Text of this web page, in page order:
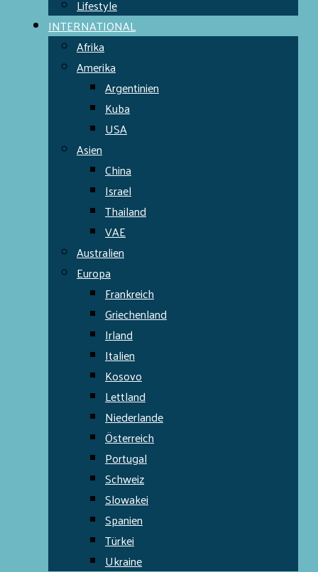
Lifestyle
INTERNATIONAL
Afrika
Amerika
Argentinien
Kuba
USA
Asien
China
Israel
Thailand
VAE
Australien
Europa
Frankreich
Griechenland
Irland
Italien
Kosovo
Lettland
Niederlande
Österreich
Portugal
Schweiz
Slowakei
Spanien
Türkei
Ukraine